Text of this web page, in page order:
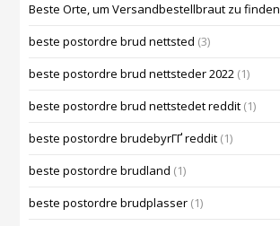
Beste Orte, um Versandbestellbraut zu finden
beste postordre brud nettsted (3)
beste postordre brud nettsteder 2022 (1)
beste postordre brud nettstedet reddit (1)
beste postordre brudebyrГҐ reddit (1)
beste postordre brudland (1)
beste postordre brudplasser (1)